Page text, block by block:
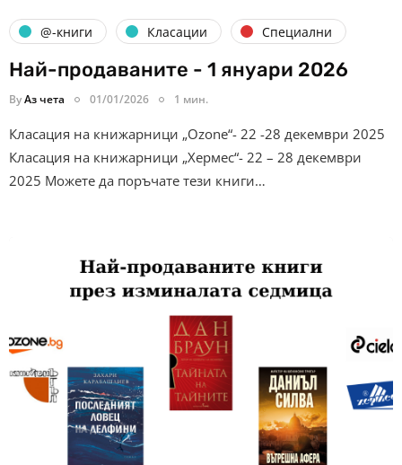
@-книги Класации Специални
Най-продаваните - 1 януари 2026
ByАз чета 01/01/2026 1 мин.
Класация на книжарници „Ozone“- 22 -28 декември 2025
Класация на книжарници „Хермес“- 22 – 28 декември
2025 Можете да поръчате тези книги…